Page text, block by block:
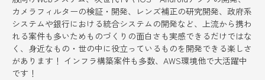
カメラフィルターの検証・開発、レンズ補正の研究開発、政府系
システムや銀行における統合システムの開発など、上流から携わ
れる案件も多いためものづくりの面白さも実感できるだけではな
く、身近なもの・世の中に役立っているものを開発できる楽しさ
があります！ インフラ構築案件も多数、AWS環境他で大活躍中
です！